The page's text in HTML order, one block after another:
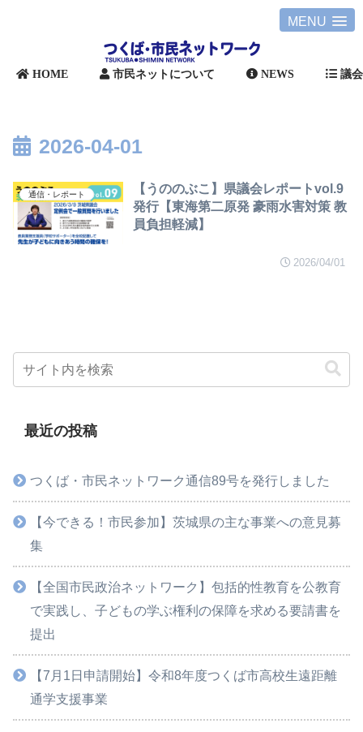
MENU
HOME 市民ネットについて NEWS 議会
2026-04-01
通信・レポート
【うののぶこ】県議会レポートvol.9
発行【東海第二原発 豪雨水害対策 教
員負担軽減】
2026/04/01
最近の投稿
つくば・市民ネットワーク通信89号を発行しました
【今できる！市民参加】茨城県の主な事業への意見募
集
【全国市民政治ネットワーク】包括的性教育を公教育
で実践し、子どもの学ぶ権利の保障を求める要請書を
提出
【7月1日申請開始】令和8年度つくば市高校生遠距離
通学支援事業